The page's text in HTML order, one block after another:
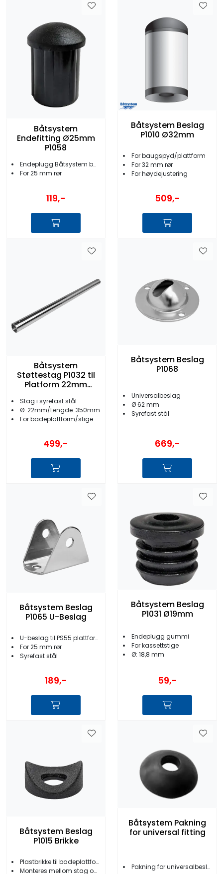
Båtsystem
Endefitting Ø25mm
P1058
Endeplugg Båtsystem badeplattform
For 25 mm rør
119,-
Båtsystem Beslag
P1010 Ø32mm
For baugspyd/plattform
For 32 mm rør
For høydejustering
509,-
Båtsystem
Støttestag P1032 til
Platform 22mm
Stag i syrefast stål
Ø: 22mm/Lengde: 350mm
For badeplattform/stige
499,-
Båtsystem Beslag
P1068
Universalbeslag
Ø 62 mm
Syrefast stål
669,-
Båtsystem Beslag
P1065 U-Beslag
U-beslag til PS55 plattform
For 25 mm rør
Syrefast stål
189,-
Båtsystem Beslag
P1031 Ø19mm
Endeplugg gummi
For kassettstige
Ø: 18,8 mm
59,-
Båtsystem Beslag
P1015 Brikke
Plastbrikke til badeplattform
Monteres mellom stag og plattform
Båtsystem Pakning
for universal fitting
Pakning for universalbeslag